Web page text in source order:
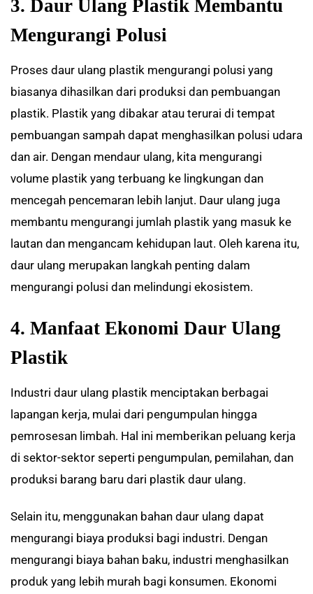
3. Daur Ulang Plastik Membantu
Mengurangi Polusi
Proses daur ulang plastik mengurangi polusi yang
biasanya dihasilkan dari produksi dan pembuangan
plastik. Plastik yang dibakar atau terurai di tempat
pembuangan sampah dapat menghasilkan polusi udara
dan air. Dengan mendaur ulang, kita mengurangi
volume plastik yang terbuang ke lingkungan dan
mencegah pencemaran lebih lanjut. Daur ulang juga
membantu mengurangi jumlah plastik yang masuk ke
lautan dan mengancam kehidupan laut. Oleh karena itu,
daur ulang merupakan langkah penting dalam
mengurangi polusi dan melindungi ekosistem.
4. Manfaat Ekonomi Daur Ulang
Plastik
Industri daur ulang plastik menciptakan berbagai
lapangan kerja, mulai dari pengumpulan hingga
pemrosesan limbah. Hal ini memberikan peluang kerja
di sektor-sektor seperti pengumpulan, pemilahan, dan
produksi barang baru dari plastik daur ulang.
Selain itu, menggunakan bahan daur ulang dapat
mengurangi biaya produksi bagi industri. Dengan
mengurangi biaya bahan baku, industri menghasilkan
produk yang lebih murah bagi konsumen. Ekonomi